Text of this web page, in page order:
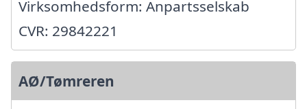
Virksomhedsform: Anpartsselskab
CVR: 29842221
AØ/Tømreren